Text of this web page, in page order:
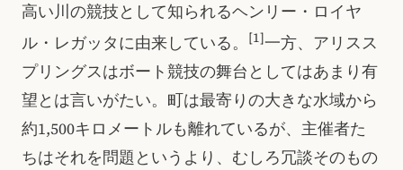
高い川の競技として知られるヘンリー・ロイヤ
ル・レガッタに由来している。
[1]一方、アリスス
プリングスはボート競技の舞台としてはあまり有
望とは言いがたい。町は最寄りの大きな水域から
約1,500キロメートルも離れているが、主催者た
ちはそれを問題というより、むしろ冗談そのもの